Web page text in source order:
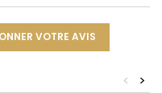
VOTRE AVIS
>
<